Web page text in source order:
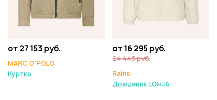
от 27 153 руб.
MARC O'POLO
Куртка
от 16 295 руб.
24 443 руб.
Rains
Дождевик LOHJA